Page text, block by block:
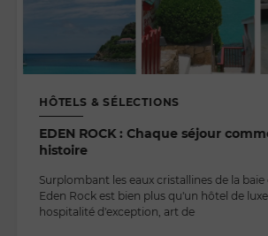
HÔTELS & SÉLECTIONS
EDEN ROCK : Chaque séjour
histoire
Surplombant les eaux cristallines de la baie
Eden Rock est bien plus qu'un hôtel de
hospitalité d'exception, art de